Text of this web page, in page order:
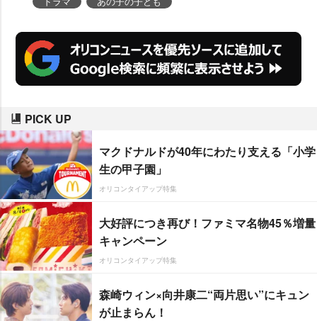
PICK UP
マクドナルドが40年にわたり支える「小学
生の甲子園」
オリコンタイアップ特集
大好評につき再び！ファミマ名物45％増量
キャンペーン
オリコンタイアップ特集
森崎ウィン×向井康二“両片思い”にキュン
が止まらん！